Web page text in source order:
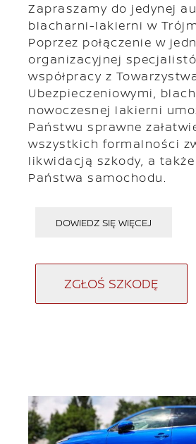
Zapraszamy do jedynej
blacharni-lakierni w
Poprzez połączenie w
organizacyjnej
współpracy z
Ubezpieczeniowymi,
nowoczesnej lakierni
Państwu sprawne
wszystkich formalności
likwidacją szkody, a
Państwa samochodu.
DOWIEDZ SIĘ WIĘCEJ
ZGŁOŚ SZKODĘ